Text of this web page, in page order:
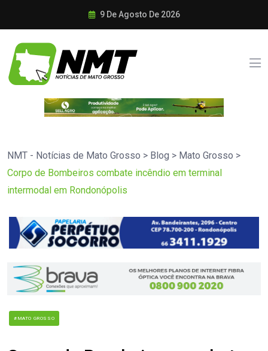
9 De Agosto De 2026
NMT - Notícias de Mato Grosso > Blog > Mato Grosso >
Corpo de Bombeiros combate incêndio em terminal
intermodal em Rondonópolis
#MATO GROSSO